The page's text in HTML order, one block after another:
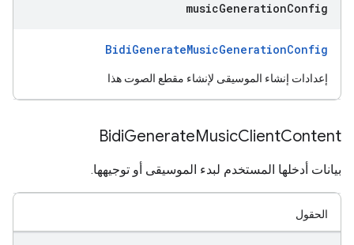
musicGenerationConfig
BidiGenerateMusicGenerationConfig
إعدادات إنشاء الموسيقى لإنشاء مقطع الصوت هذا
BidiGenerateMusicClientContent
بيانات أدخلها المستخدم لبدء الموسيقى أو توجيهها.
الحقول